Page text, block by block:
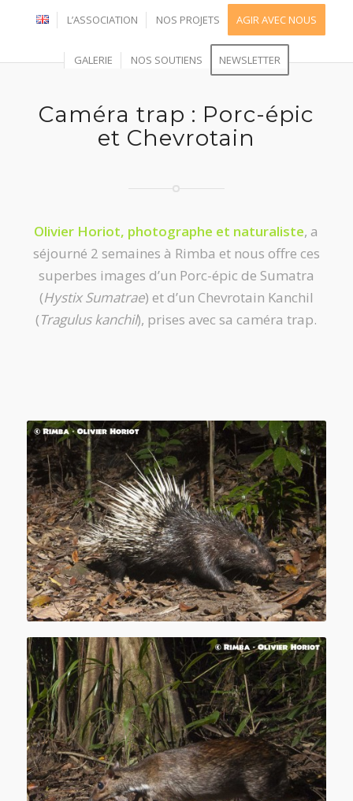
L’ASSOCIATION NOS PROJETS AGIR AVEC NOUS
GALERIE NOS SOUTIENS NEWSLETTER
Caméra trap : Porc-épic
et Chevrotain
Olivier Horiot, photographe et naturaliste, a
séjourné 2 semaines à Rimba et nous offre ces
superbes images d’un Porc-épic de Sumatra
(Hystix Sumatrae) et d’un Chevrotain Kanchil
(Tragulus kanchil), prises avec sa caméra trap.
Porc-épic de Sumatra (Hystrix sumatrae)
Chevrotain Kanchil (Tragulus kanchil)